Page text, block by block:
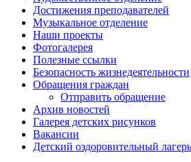
Достижения преподавателей
Музыкальное отделение
Наши проекты
Фотогалерея
Полезные ссылки
Безопасность жизнедеятельности
Обращения граждан
Отправить обращение
Архив новостей
Галерея детских рисунков
Вакансии
Детский оздоровительный лагерь